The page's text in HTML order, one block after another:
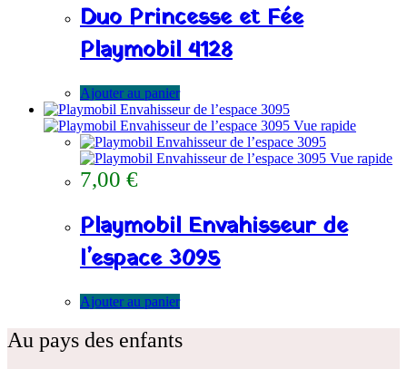
Duo Princesse et Fée
Playmobil 4128
Ajouter au panier
Vue rapide
Vue rapide
7,00 €
Playmobil Envahisseur de
l’espace 3095
Ajouter au panier
Au pays des enfants